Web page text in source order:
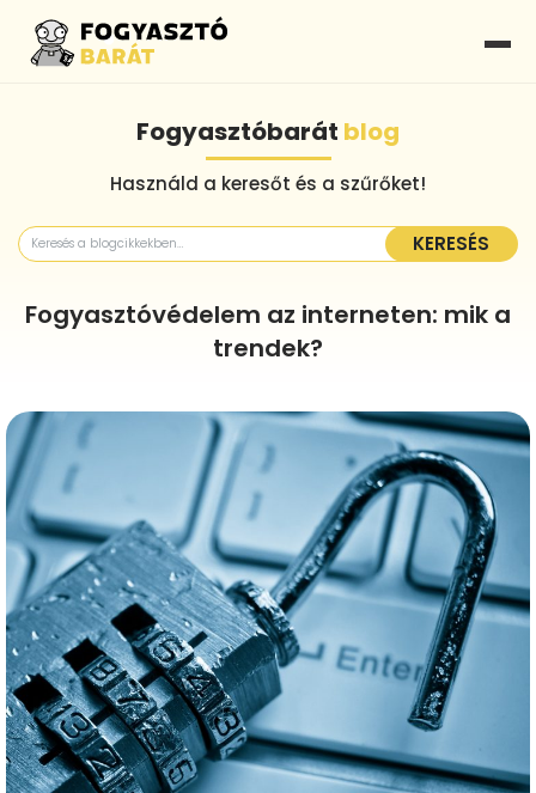
Fogyasztóbarát blog
Használd a keresőt és a szűrőket!
KERESÉS
Fogyasztóvédelem az interneten: mik a
trendek?